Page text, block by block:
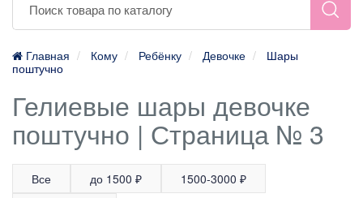
Главная Кому Ребёнку Девочке
Шары
поштучно
Гелиевые шары девочке
поштучно | Страница № 3
Все до 1500 ₽
1500-3000 ₽